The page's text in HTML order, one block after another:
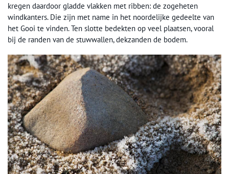
kregen daardoor gladde vlakken met ribben: de zogeheten
windkanters. Die zijn met name in het noordelijke gedeelte van
het Gooi te vinden. Ten slotte bedekten op veel plaatsen, vooral
bij de randen van de stuwwallen, dekzanden de bodem.